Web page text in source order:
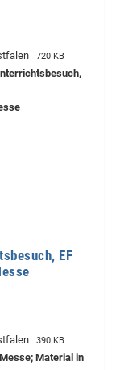
720 KB
EF
390 KB
Material in